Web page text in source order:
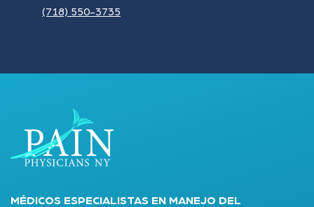
(718) 550-3735
MÉDICOS ESPECIALISTAS EN MANEJO DEL